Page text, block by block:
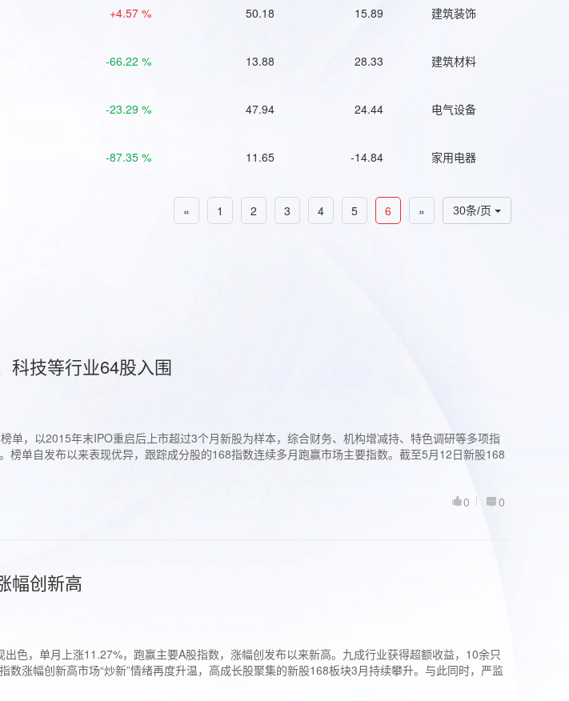
+4.57 % 50.18 15.89 建筑装饰
-66.22 % 13.88 28.33 建筑材料
-23.29 % 47.94 24.44 电气设备
-87.35 % 11.65 -14.84 家用电器
30条/页
« 1 2 3 4 5 6 »
科技等行业64股入围
单，以2015年末IPO重启后上市超过3个月新股为样本，综合财务、机构增减持、特色调研等多项指
榜单自发布以来表现优异，跟踪成分股的168指数连续多月跑赢市场主要指数。截至5月12日新股168
0
0
幅创新高
色，单月上涨11.27%，跑赢主要A股指数，涨幅创发布以来新高。九成行业获得超额收益，10余只
数涨幅创新高市场“炒新”情绪再度升温，高成长股聚集的新股168板块3月持续攀升。与此同时，严监